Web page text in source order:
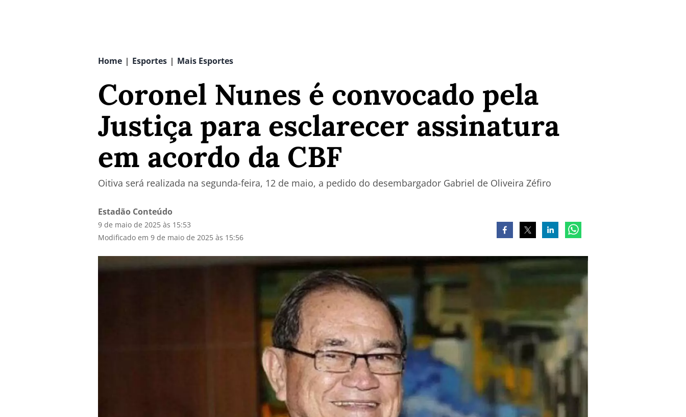
Home | Esportes | Mais Esportes
Coronel Nunes é convocado pela
Justiça para esclarecer assinatura
em acordo da CBF
Oitiva será realizada na segunda-feira, 12 de maio, a pedido do desembargador Gabriel de Oliveira Zéfiro
Estadão Conteúdo
9 de maio de 2025 às 15:53
Modificado em 9 de maio de 2025 às 15:56